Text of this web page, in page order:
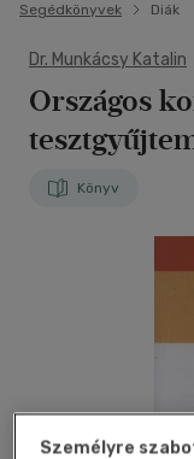
Segédkönyvek
Diák
Dr. Munkácsy Katalin
Országos
Könyv
Személyre